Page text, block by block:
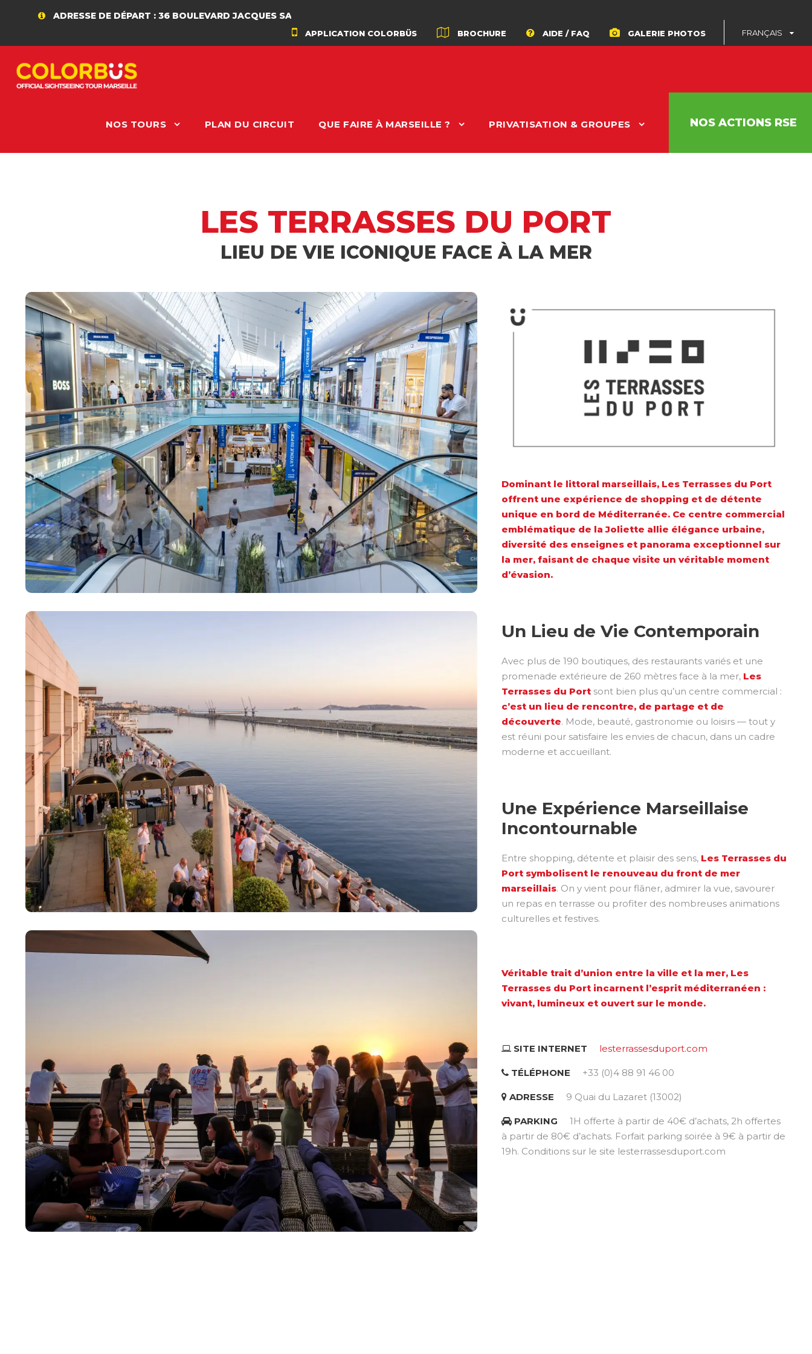
ADRESSE DE DÉPART : 36 BOULEVARD JACQUES SAADÉ
APPLICATION COLORBÜS BROCHURE AIDE / FAQ GALERIE PHOTOS FRANÇAIS
NOS TOURS PLAN DU CIRCUIT QUE FAIRE À MARSEILLE ? PRIVATISATION & GROUPES NOS ACTIONS RSE
LES TERRASSES DU PORT
LIEU DE VIE ICONIQUE FACE À LA MER
Dominant le littoral marseillais, Les Terrasses du Port
offrent une expérience de shopping et de détente
unique en bord de Méditerranée. Ce centre commercial
emblématique de la Joliette allie élégance urbaine,
diversité des enseignes et panorama exceptionnel sur
la mer, faisant de chaque visite un véritable moment
d’évasion.
Un Lieu de Vie Contemporain
Avec plus de 190 boutiques, des restaurants variés et une
promenade extérieure de 260 mètres face à la mer, Les
Terrasses du Port sont bien plus qu’un centre commercial :
c’est un lieu de rencontre, de partage et de
découverte. Mode, beauté, gastronomie ou loisirs — tout y
est réuni pour satisfaire les envies de chacun, dans un cadre
moderne et accueillant.
Une Expérience Marseillaise
Incontournable
Entre shopping, détente et plaisir des sens, Les Terrasses du
Port symbolisent le renouveau du front de mer
marseillais. On y vient pour flâner, admirer la vue, savourer
un repas en terrasse ou profiter des nombreuses animations
culturelles et festives.
Véritable trait d’union entre la ville et la mer, Les
Terrasses du Port incarnent l’esprit méditerranéen :
vivant, lumineux et ouvert sur le monde.
SITE INTERNET lesterrassesduport.com
TÉLÉPHONE +33 (0)4 88 91 46 00
ADRESSE 9 Quai du Lazaret (13002)
PARKING
1H offerte à partir de 40€ d’achats, 2h offertes
à partir de 80€ d’achats. Forfait parking soirée à 9€ à partir de
19h. Conditions sur le site lesterrassesduport.com